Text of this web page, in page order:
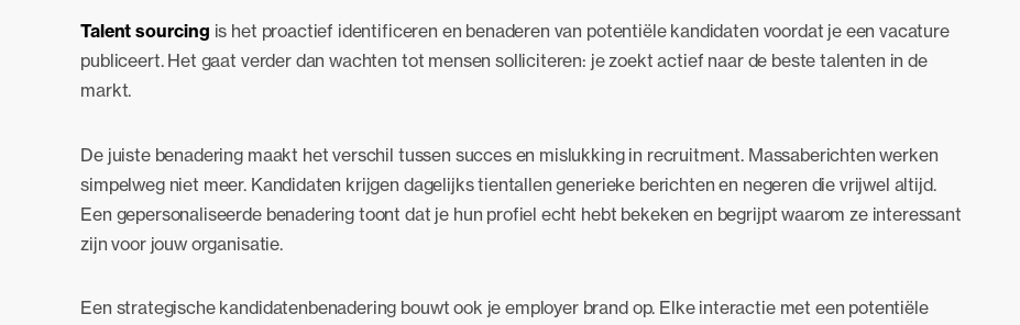
Talent sourcing is het proactief identificeren en benaderen van potentiële kandidaten voordat je een vacature
publiceert. Het gaat verder dan wachten tot mensen solliciteren: je zoekt actief naar de beste talenten in de
markt.
De juiste benadering maakt het verschil tussen succes en mislukking in recruitment. Massaberichten werken
simpelweg niet meer. Kandidaten krijgen dagelijks tientallen generieke berichten en negeren die vrijwel altijd.
Een gepersonaliseerde benadering toont dat je hun profiel echt hebt bekeken en begrijpt waarom ze interessant
zijn voor jouw organisatie.
Een strategische kandidatenbenadering bouwt ook je employer brand op. Elke interactie met een potentiële